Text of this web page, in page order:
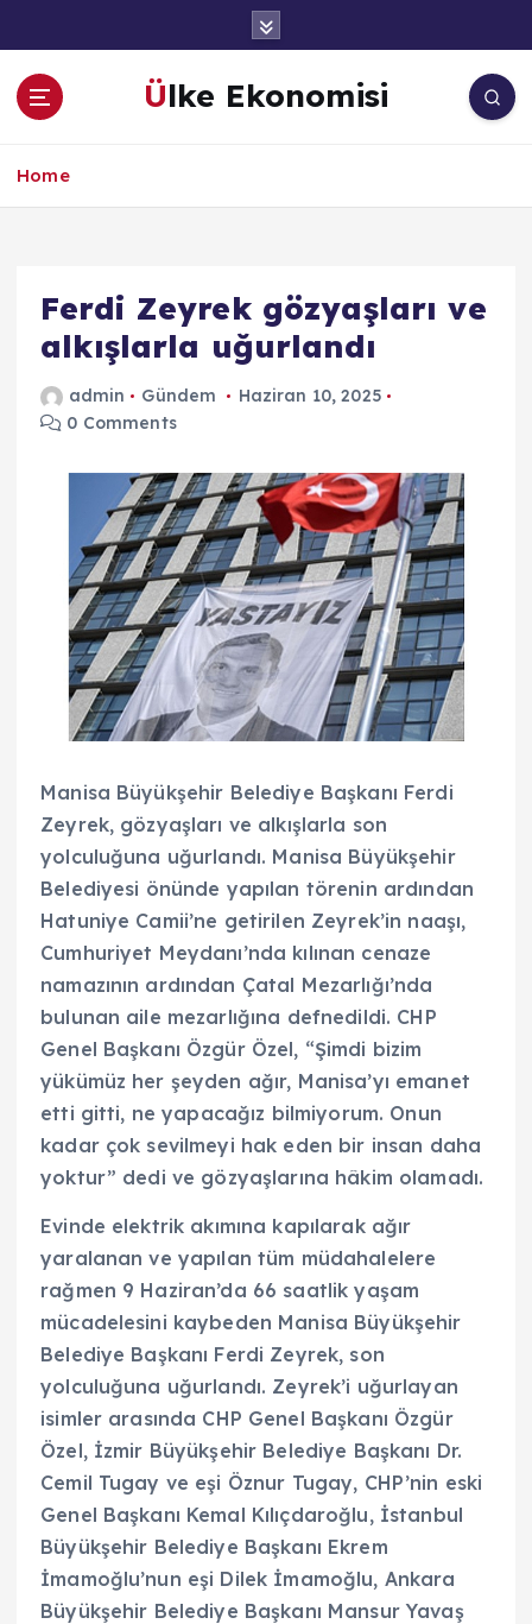
a
Ülke Ekonomisi
Home
Ferdi Zeyrek gözyaşları ve
alkışlarla uğurlandı
admin Gündem
Haziran 10, 2025
0 Comments
Manisa Büyükşehir Belediye Başkanı Ferdi
Zeyrek, gözyaşları ve alkışlarla son
yolculuğuna uğurlandı. Manisa Büyükşehir
Belediyesi önünde yapılan törenin ardından
Hatuniye Camii’ne getirilen Zeyrek’in naaşı,
Cumhuriyet Meydanı’nda kılınan cenaze
namazının ardından Çatal Mezarlığı’nda
bulunan aile mezarlığına defnedildi. CHP
Genel Başkanı Özgür Özel, “Şimdi bizim
yükümüz her şeyden ağır, Manisa’yı emanet
etti gitti, ne yapacağız bilmiyorum. Onun
kadar çok sevilmeyi hak eden bir insan daha
yoktur” dedi ve gözyaşlarına hâkim olamadı.
Evinde elektrik akımına kapılarak ağır
yaralanan ve yapılan tüm müdahalelere
rağmen 9 Haziran’da 66 saatlik yaşam
mücadelesini kaybeden Manisa Büyükşehir
Belediye Başkanı Ferdi Zeyrek, son
yolculuğuna uğurlandı. Zeyrek’i uğurlayan
isimler arasında CHP Genel Başkanı Özgür
Özel, İzmir Büyükşehir Belediye Başkanı Dr.
Cemil Tugay ve eşi Öznur Tugay, CHP’nin eski
Genel Başkanı Kemal Kılıçdaroğlu, İstanbul
Büyükşehir Belediye Başkanı Ekrem
İmamoğlu’nun eşi Dilek İmamoğlu, Ankara
Büyükşehir Belediye Başkanı Mansur Yavaş